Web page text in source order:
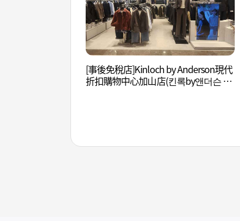
[事後免稅店]Kinloch by Anderson現代
折扣購物中心加山店(킨록by앤더슨 현